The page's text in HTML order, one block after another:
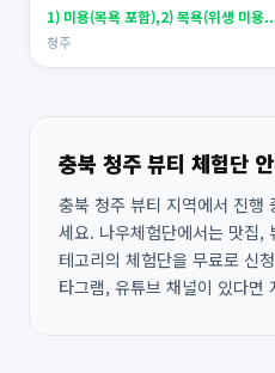
1) 미용(목욕 포함),2) 목욕(위생 미용
청주
충북 청주 뷰티 체험단
충북 청주 뷰티 지역에서 진행
세요. 나우체험단에서는 맛집,
테고리의 체험단을 무료로 신
타그램, 유튜브 채널이 있다면